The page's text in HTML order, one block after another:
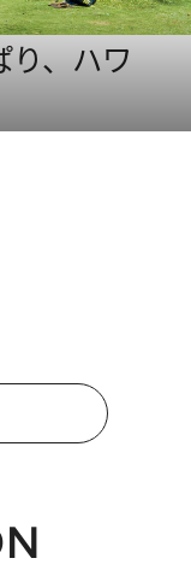
り、ハワ